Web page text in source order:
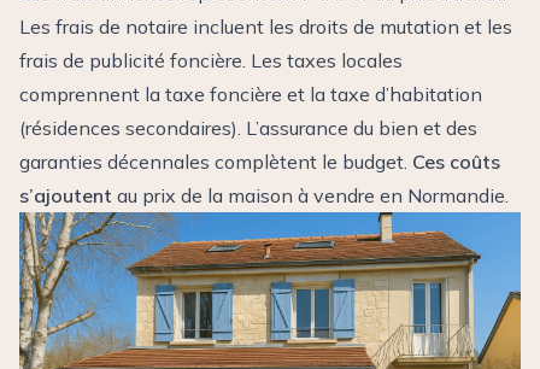
Les frais de notaire incluent les droits de mutation et les
frais de publicité foncière. Les taxes locales
comprennent la taxe foncière et la taxe d’habitation
(résidences secondaires). L’assurance du bien et des
garanties décennales complètent le budget. Ces coûts
s’ajoutent au prix de la maison à vendre en Normandie.